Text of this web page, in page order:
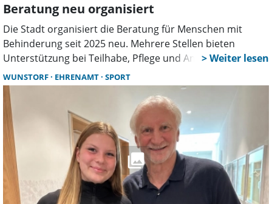
Beratung neu organisiert
Die Stadt organisiert die Beratung für Menschen mit
Behinderung seit 2025 neu. Mehrere Stellen bieten
Unterstützung bei Teilhabe, Pflege und Anträgen. Ein
Schwerpunkt liegt auf der EUTB-Sprechstunde im Rathaus
sowie der Zusammenarbeit mit Region und
Verfahrenslotsen.
WUNSTORF EHRENAMT SPORT